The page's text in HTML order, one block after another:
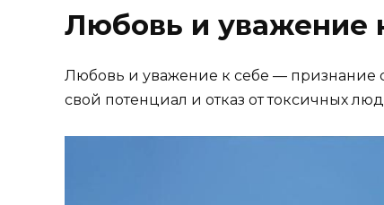
Любовь и уважение
Любовь и уважение к себе — признание
свой потенциал и отказ от токсичных